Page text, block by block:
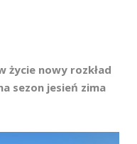
życie nowy rozkład
sezon jesień zima